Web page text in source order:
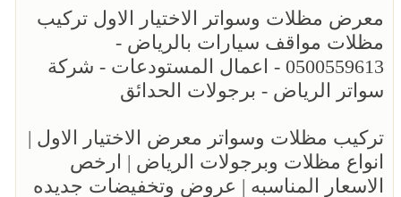
معرض مظلات وسواتر الاختيار الاول تركيب
مظلات مواقف سيارات بالرياض -
0500559613 - اعمال المستودعات - شركة
سواتر الرياض - برجولات الحدائق
تركيب مظلات وسواتر معرض الاختيار الاول |
انواع مظلات وبرجولات الرياض | ارخص
الاسعار المناسبه | عروض وتخفيضات جديده